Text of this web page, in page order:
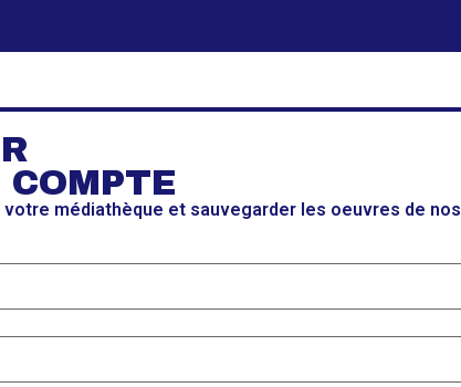
médiathèque et sauvegarder les oeuvres de nos